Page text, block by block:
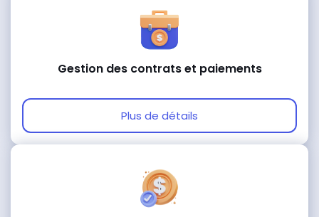
Gestion des contrats et paiements
Plus de détails